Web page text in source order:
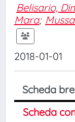
Belisario,
Mara;
2018-01-01
Scheda
Scheda